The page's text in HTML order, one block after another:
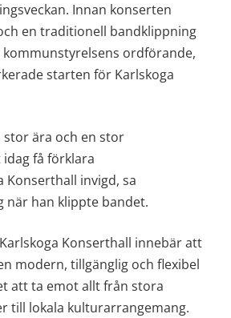
Innan konserten
en traditionell bandklippning
kommunstyrelsens ordförande,
starten för Karlskoga
stor ära och en stor
idag få förklara
Konserthall invigd, sa
när han klippte bandet.
Konserthall innebär att
modern, tillgänglig och flexibel
att ta emot allt från stora
till lokala kulturarrangemang.